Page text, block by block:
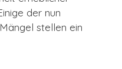
der nun
stellen ein